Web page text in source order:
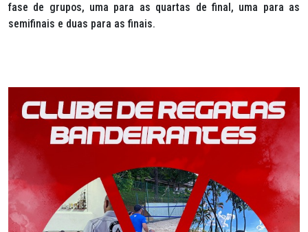
fase de grupos, uma para as quartas de final, uma para as
semifinais e duas para as finais.